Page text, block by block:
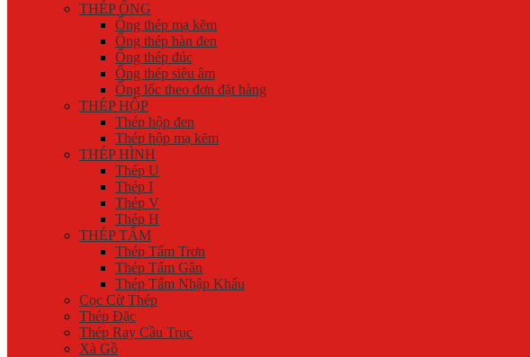
THÉP ỐNG
Ống thép mạ kẽm
Ống thép hàn đen
Ống thép đúc
Ống thép siêu âm
Ống lốc theo đơn đặt hàng
THÉP HỘP
Thép hộp đen
Thép hộp mạ kẽm
THÉP HÌNH
Thép U
Thép I
Thép V
Thép H
THÉP TẤM
Thép Tấm Trơn
Thép Tấm Gân
Thép Tấm Nhập Khẩu
Cọc Cừ Thép
Thép Đặc
Thép Ray Cầu Trục
Xà Gồ